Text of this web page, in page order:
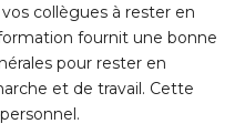
collègues à rester en
fournit une bonne
pour rester en
et de travail. Cette